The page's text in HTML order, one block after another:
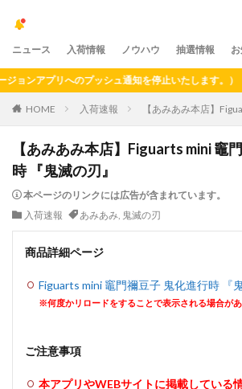
ニュース 入荷情報 ノウハウ 抽選情報
プリへのプッシュ通知を停止いたします。）
HOME 入荷速報 【あみあみ本店】
【あみあみ本店】Figuarts mini 竈
時 『鬼滅の刃』
本ページのリンクには広告が含まれています。
入荷速報
あみあみ, 鬼滅の刃
商品詳細ページ
Figuarts mini 竈門禰豆子 鬼化進行時 『
※何度かリロードをすることで表示される場合があ
ご注意事項
本アプリやWEBサイトに掲載している